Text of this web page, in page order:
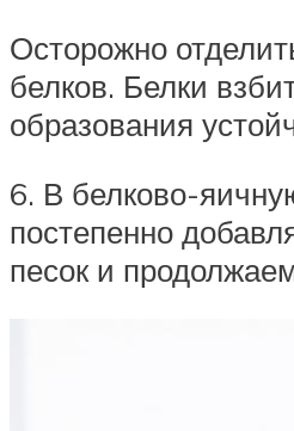
Осторожно
белков. Белки
образования
6. В белково-
постепенно
песок и